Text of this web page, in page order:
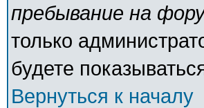
пребывание на
только
будете
Вернуться к началу